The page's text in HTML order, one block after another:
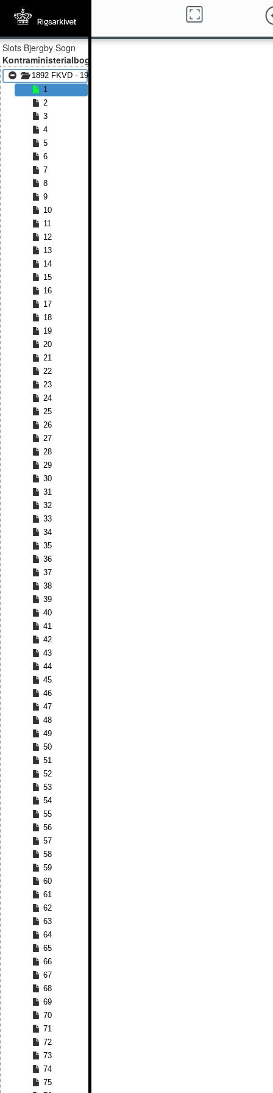
Slots Bjergby Sogn
Kontraministerialbog
1892 FKVD - 1914 FKVD
1
2
3
4
5
6
7
8
9
10
11
12
13
14
15
16
17
18
19
20
21
22
23
24
25
26
27
28
29
30
31
32
33
34
35
36
37
38
39
40
41
42
43
44
45
46
47
48
49
50
51
52
53
54
55
56
57
58
59
60
61
62
63
64
65
66
67
68
69
70
71
72
73
74
75